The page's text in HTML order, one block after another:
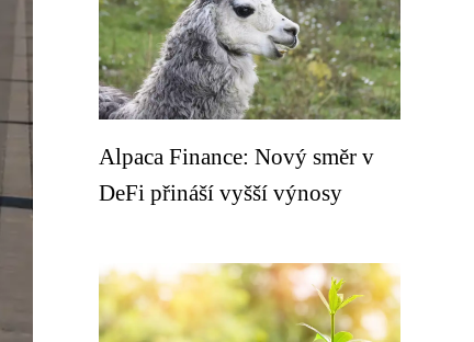
Alpaca Finance: Nový směr v
DeFi přináší vyšší výnosy